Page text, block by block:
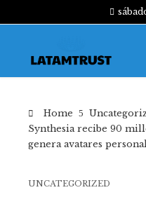
Home
Synthesia recibe 90
genera avatares
UNCATEGORIZED